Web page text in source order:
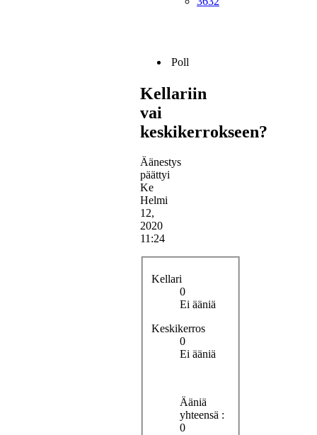
Poll
Kellariin
vai
keskikerrokseen?
Äänestys
päättyi
Ke
Helmi
12,
2020
11:24
Kellari
0
Ei ääniä
Keskikerros
0
Ei ääniä
Ääniä
yhteensä :
0